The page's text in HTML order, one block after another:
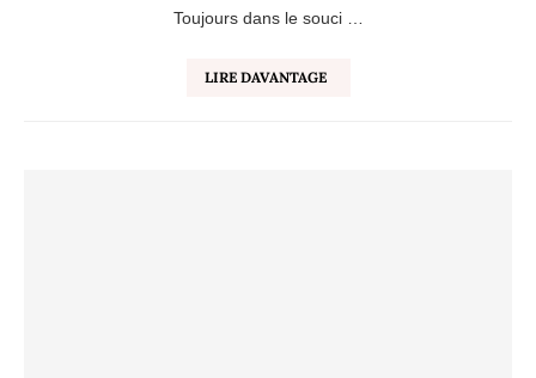
Toujours dans le souci …
LIRE DAVANTAGE